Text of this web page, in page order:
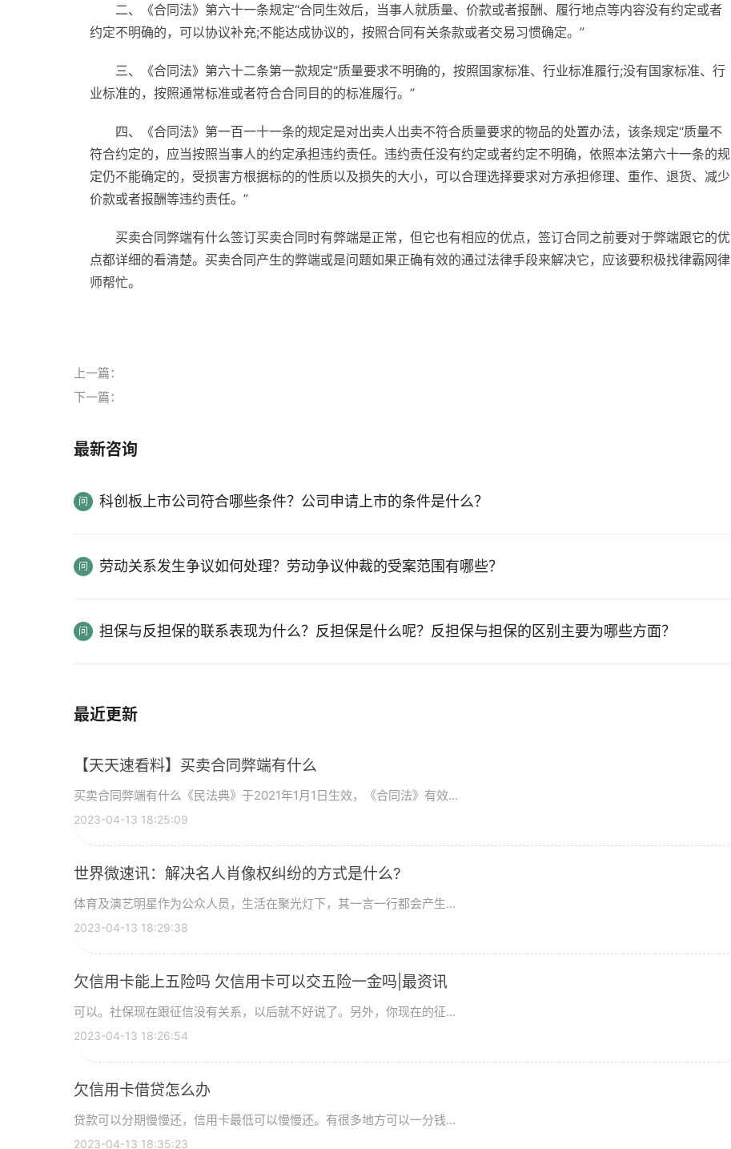
二、《合同法》第六十一条规定“合同生效后，当事人就质量、价款或者报酬、履行地点等内容没有约定或者
约定不明确的，可以协议补充;不能达成协议的，按照合同有关条款或者交易习惯确定。”
三、《合同法》第六十二条第一款规定“质量要求不明确的，按照国家标准、行业标准履行;没有国家标准、行
业标准的，按照通常标准或者符合合同目的的标准履行。”
四、《合同法》第一百一十一条的规定是对出卖人出卖不符合质量要求的物品的处置办法，该条规定“质量不
符合约定的，应当按照当事人的约定承担违约责任。违约责任没有约定或者约定不明确，依照本法第六十一条的规
定仍不能确定的，受损害方根据标的的性质以及损失的大小，可以合理选择要求对方承担修理、重作、退货、减少
价款或者报酬等违约责任。”
买卖合同弊端有什么签订买卖合同时有弊端是正常，但它也有相应的优点，签订合同之前要对于弊端跟它的优
点都详细的看清楚。买卖合同产生的弊端或是问题如果正确有效的通过法律手段来解决它，应该要积极找律霸网律
师帮忙。
上一篇：
下一篇：
最新咨询
科创板上市公司符合哪些条件？公司申请上市的条件是什么？
劳动关系发生争议如何处理？劳动争议仲裁的受案范围有哪些？
担保与反担保的联系表现为什么？反担保是什么呢？反担保与担保的区别主要为哪些方面？
最近更新
【天天速看料】买卖合同弊端有什么
买卖合同弊端有什么《民法典》于2021年1月1日生效，《合同法》有效...
2023-04-13 18:25:09
世界微速讯：解决名人肖像权纠纷的方式是什么?
体育及演艺明星作为公众人员，生活在聚光灯下，其一言一行都会产生...
2023-04-13 18:29:38
欠信用卡能上五险吗 欠信用卡可以交五险一金吗|最资讯
可以。社保现在跟征信没有关系，以后就不好说了。另外，你现在的征...
2023-04-13 18:26:54
欠信用卡借贷怎么办
贷款可以分期慢慢还，信用卡最低可以慢慢还。有很多地方可以一分钱...
2023-04-13 18:35:23